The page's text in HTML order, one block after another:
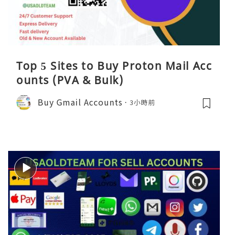
Top 5 Sites to Buy Proton Mail Acc
ounts (PVA & Bulk)
Buy Gmail Accounts 3小時前